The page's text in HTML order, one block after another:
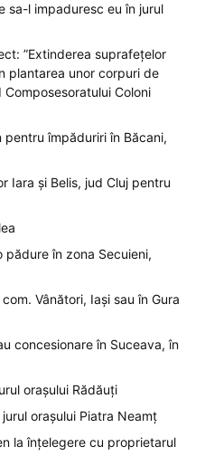
sa-l impaduresc eu în jurul
”Extinderea suprafețelor
plantarea unor corpuri de
Coloni
împăduriri în Băcani,
Iara și Belis, jud Cluj pentru
în zona Secuieni,
Vânători, Iași sau în Gura
concesionare în Suceava, în
orașului Rădăuți
orașului Piatra Neamț
la înțelegere cu proprietarul